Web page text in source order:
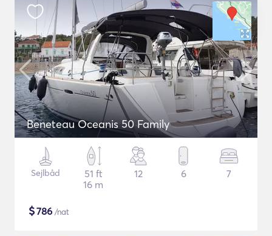
Beneteau Oceanis 50 Family
Sejlbåd
51 ft
16 m
12 6 7
$786 /nat